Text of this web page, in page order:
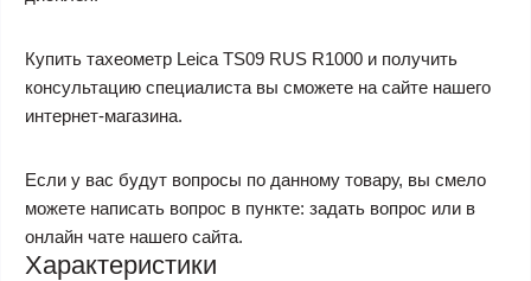
Купить тахеометр Leica TS09 RUS R1000 и получить
консультацию специалиста вы сможете на сайте нашего
интернет-магазина.
Если у вас будут вопросы по данному товару, вы смело
можете написать вопрос в пункте: задать вопрос или в
онлайн чате нашего сайта.
Характеристики